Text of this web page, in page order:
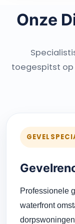
Onze
toegespitst op
Professionele
waterfront